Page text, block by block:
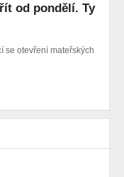
od pondělí. Ty
se otevření mateřských